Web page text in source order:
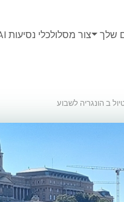
שלך צור מסלולכלי נסיעות AI
ב הונגריה לשבוע